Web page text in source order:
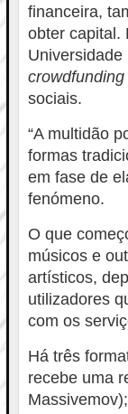
financeira,
obter capital.
crowdfunding
sociais.
“A multidão
formas
em fase de
fenómeno.
O que
músicos e
artísticos,
utilizadores
com os
Há três
recebe uma